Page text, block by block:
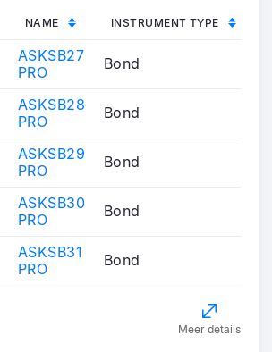
NAME INSTRUMENT TYPE
ASKSB27
PRO
Bond
ASKSB28
PRO
Bond
ASKSB29
PRO
Bond
ASKSB30
PRO
Bond
ASKSB31
PRO
Bond
Meer details